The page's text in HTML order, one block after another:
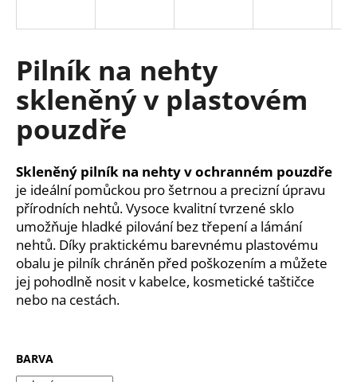
Pilník na nehty
skleněný v plastovém
pouzdře
Skleněný pilník na nehty v ochranném pouzdře
je ideální pomůckou pro šetrnou a precizní úpravu
přírodních nehtů. Vysoce kvalitní tvrzené sklo
umožňuje hladké pilování bez třepení a lámání
nehtů. Díky praktickému barevnému plastovému
obalu je pilník chráněn před poškozením a můžete
jej pohodlně nosit v kabelce, kosmetické taštičce
nebo na cestách.
BARVA
í
t
?
HLEDAT
D
o
p
o
č
u